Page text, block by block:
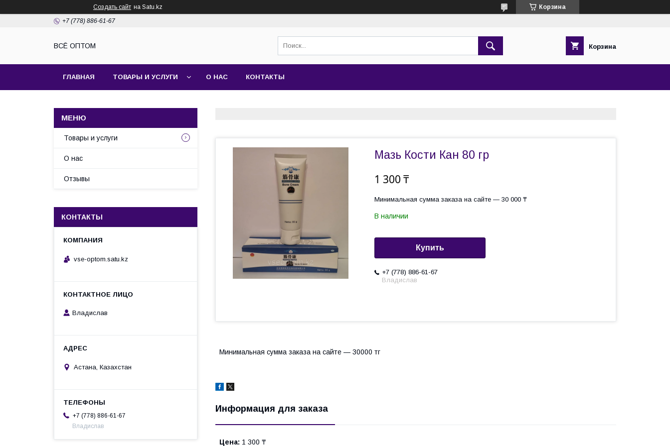
Создать сайт на Satu.kz Корзина
+7 (778) 886-61-67
ВСЁ ОПТОМ Корзина
ГЛАВНАЯ ТОВАРЫ И УСЛУГИ О НАС КОНТАКТЫ
Мазь Кости Кан 80 гр
1 300 ₸
Минимальная сумма заказа на сайте — 30 000 ₸
В наличии
Купить
+7 (778) 886-61-67
Владислав
Минимальная сумма заказа на сайте — 30000 тг
Информация для заказа
Цена: 1 300 ₸
Товары и услуги
О нас
Отзывы
КОНТАКТЫ
vse-optom.satu.kz
Владислав
Астана, Казахстан
+7 (778) 886-61-67
Владислав